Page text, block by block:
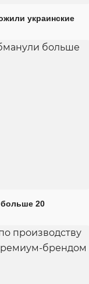
украинские
20